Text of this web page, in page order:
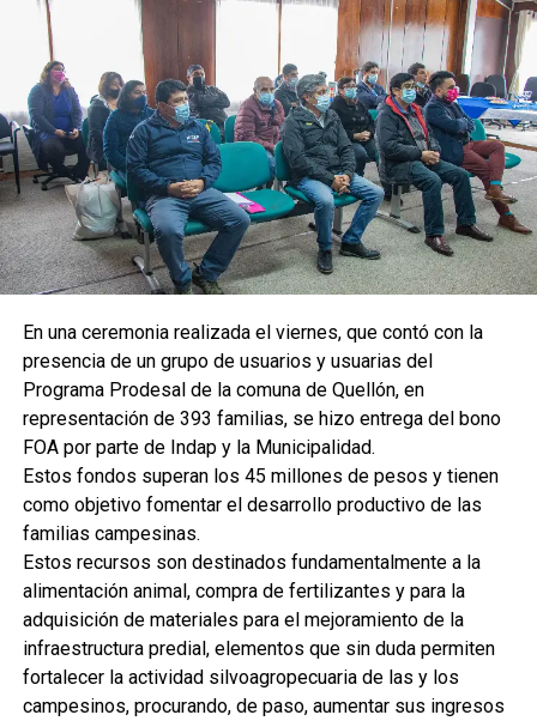
En una ceremonia realizada el viernes, que contó con la
presencia de un grupo de usuarios y usuarias del
Programa Prodesal de la comuna de Quellón, en
representación de 393 familias, se hizo entrega del bono
FOA por parte de Indap y la Municipalidad.
Estos fondos superan los 45 millones de pesos y tienen
como objetivo fomentar el desarrollo productivo de las
familias campesinas.
Estos recursos son destinados fundamentalmente a la
alimentación animal, compra de fertilizantes y para la
adquisición de materiales para el mejoramiento de la
infraestructura predial, elementos que sin duda permiten
fortalecer la actividad silvoagropecuaria de las y los
campesinos, procurando, de paso, aumentar sus ingresos